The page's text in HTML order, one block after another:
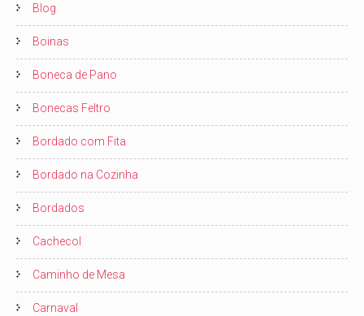
Blog
Boinas
Boneca de Pano
Bonecas Feltro
Bordado com Fita
Bordado na Cozinha
Bordados
Cachecol
Caminho de Mesa
Carnaval